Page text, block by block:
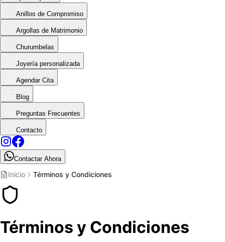
Anillos de Compromiso
Argollas de Matrimonio
Churumbelas
Joyería personalizada
Agendar Cita
Blog
Preguntas Frecuentes
Contacto
Contactar Ahora
Inicio Términos y Condiciones
Términos y Condiciones